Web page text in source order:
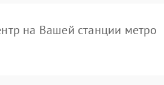
на Вашей станции метро